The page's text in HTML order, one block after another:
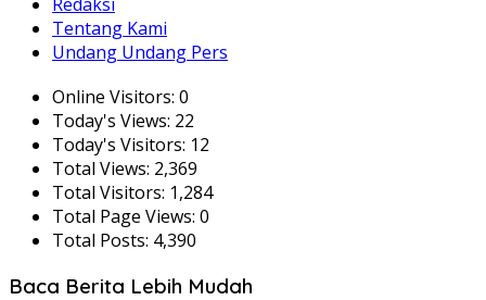
Redaksi
Tentang Kami
Undang Undang Pers
Online Visitors: 0
Today's Views: 22
Today's Visitors: 12
Total Views: 2,369
Total Visitors: 1,284
Total Page Views: 0
Total Posts: 4,390
Baca Berita Lebih Mudah